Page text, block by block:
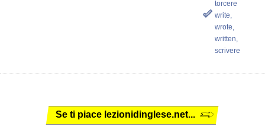
torcere
write,
wrote,
written,
scrivere
Se ti piace lezionidinglese.net...